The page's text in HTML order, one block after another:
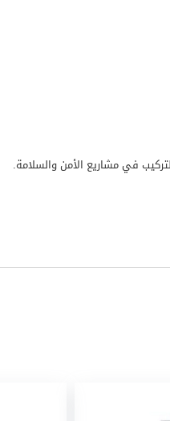
في مشاريع الأمن والسلامة.